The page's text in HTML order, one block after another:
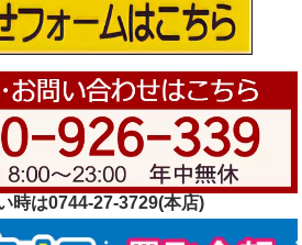
時は0744-27-3729(本店)